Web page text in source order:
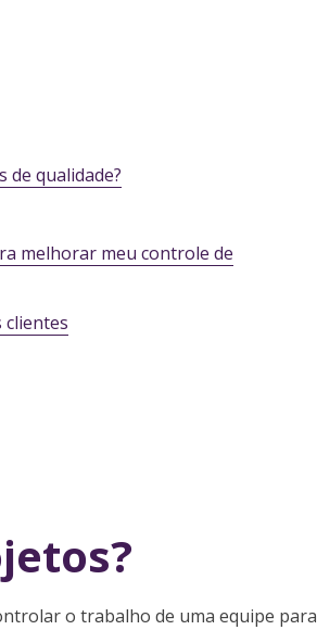
qualidade?
melhorar meu controle de
clientes
o trabalho de uma equipe para